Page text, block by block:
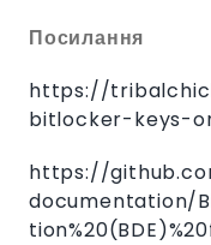
Посилання
https://
bitlocker-keys-
https://
documentation/